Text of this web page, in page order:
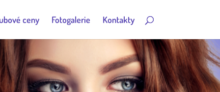
ceny Fotogalerie Kontakty